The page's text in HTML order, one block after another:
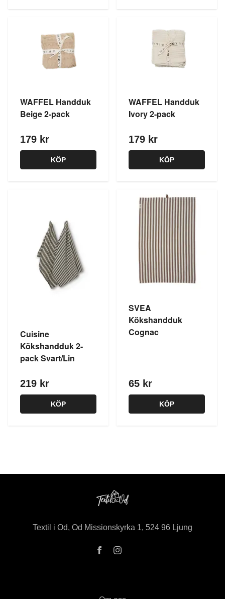
WAFFEL Handduk
Beige 2-pack
179 kr
KÖP
WAFFEL Handduk
Ivory 2-pack
179 kr
KÖP
Cuisine
Kökshandduk 2-
pack Svart/Lin
219 kr
KÖP
SVEA
Kökshandduk
Cognac
65 kr
KÖP
Textil i Od, Od Missionskyrka 1, 524 96 Ljung